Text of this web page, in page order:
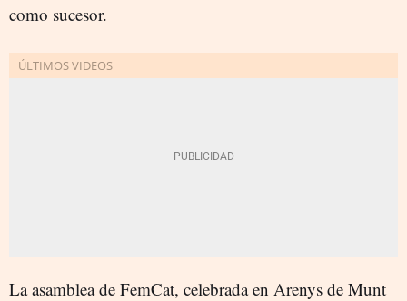
como sucesor.
La asamblea de FemCat, celebrada en Arenys de Munt